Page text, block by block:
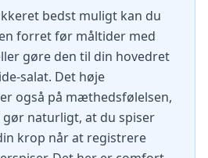
bedst muligt kan du
forret før måltider med
gøre den til din hovedret
salat. Det høje
også på mæthedsfølelsen,
gør naturligt, at du spiser
krop når at registrere